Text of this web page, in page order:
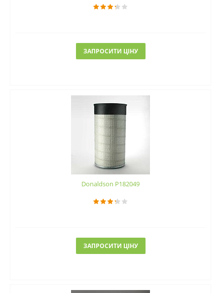
ЗАПРОСИТИ ЦІНУ
Donaldson P182049
ЗАПРОСИТИ ЦІНУ